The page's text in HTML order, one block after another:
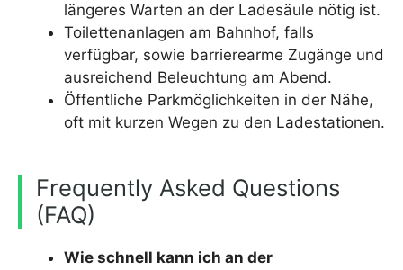
längeres Warten an der Ladesäule nötig ist.
Toilettenanlagen am Bahnhof, falls
verfügbar, sowie barrierearme Zugänge und
ausreichend Beleuchtung am Abend.
Öffentliche Parkmöglichkeiten in der Nähe,
oft mit kurzen Wegen zu den Ladestationen.
Frequently Asked Questions
(FAQ)
Wie schnell kann ich an der